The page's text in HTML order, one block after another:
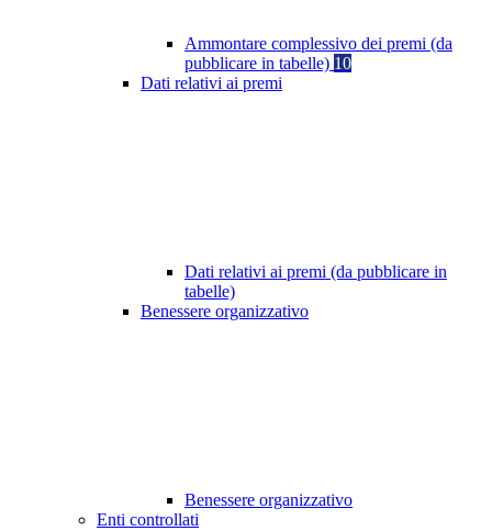
Ammontare complessivo dei premi (da
pubblicare in tabelle) 10
Dati relativi ai premi
Dati relativi ai premi (da pubblicare in
tabelle)
Benessere organizzativo
Benessere organizzativo
Enti controllati